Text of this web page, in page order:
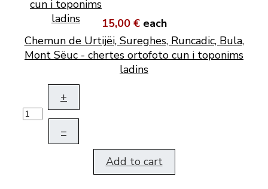
15,00 € each
Chemun de Urtijëi, Sureghes, Runcadic, Bula,
Mont Sëuc - chertes ortofoto cun i toponims
ladins
+
–
Add to cart